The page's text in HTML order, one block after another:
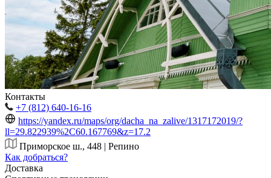
Контакты
+7 (812) 640-16-16
https://yandex.ru/maps/org/dacha_na_zalive/1317172019/?
ll=29.822939%2C60.167769&z=17.2
Приморское ш., 448 | Репино
Как добраться?
Доставка